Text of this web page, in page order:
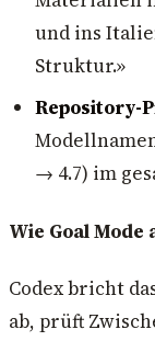
und ins
Struktur.»
Repository-
→ 4.7) im
Wie Goal
Codex bricht
ab, prüft